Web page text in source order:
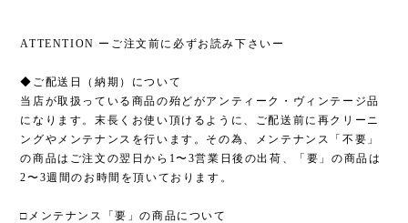
ATTENTION ーご注文前に必ずお読み下さいー
◆ご配送日（納期）について
当店が取扱っている商品の殆どがアンティーク・ヴィンテージ品
になります。末長くお使い頂けるように、ご配送前に再クリーニ
ングやメンテナンスを行います。その為、メンテナンス「不要」
の商品はご注文の翌日から1〜3営業日後の出荷、「要」の商品は
2〜3週間のお時間を頂いております。
□メンテナンス「要」の商品について